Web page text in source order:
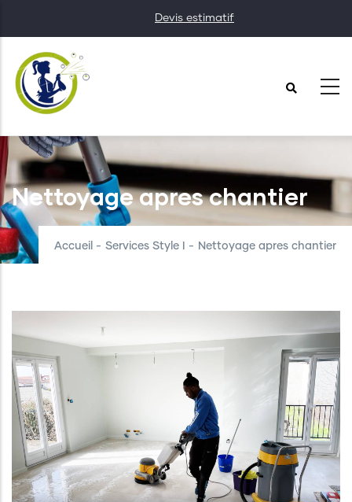
au
contenu
principal
Devis estimatif
Nettoyage apres chantier
Accueil - Services Style I - Nettoyage apres chantier